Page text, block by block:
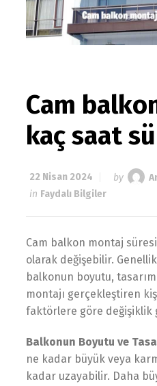
Cam
kaç saat
22 Nisan 2024 by
in Faydalı Bilgiler
Cam balkon montaj
olarak değişebilir.
balkonun boyutu,
montajı gerçekleştiren
faktörlere göre değişiklik
Balkonun Boyutu ve
ne kadar büyük veya
kadar uzayabilir. Daha